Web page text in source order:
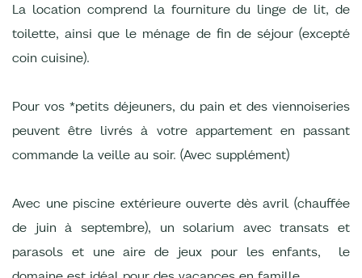
La location comprend la fourniture du linge de lit, de
toilette, ainsi que le ménage de fin de séjour (excepté
coin cuisine).
Pour vos *petits déjeuners, du pain et des viennoiseries
peuvent être livrés à votre appartement en passant
commande la veille au soir. (Avec supplément)
Avec une piscine extérieure ouverte dès avril (chauffée
de juin à septembre), un solarium avec transats et
parasols et une aire de jeux pour les enfants, le